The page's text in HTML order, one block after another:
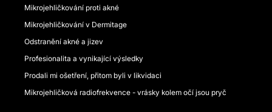
Mikrojehličkování proti akné
Mikrojehličkování v Dermitage
Odstranění akné a jizev
Profesionalita a vynikající výsledky
Prodali mi ošetření, přitom byli v likvidaci
Mikrojehličková radiofrekvence - vrásky kolem očí jsou pryč